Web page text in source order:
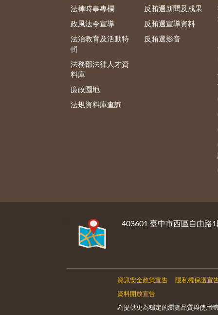
法律時事專欄
政風法令宣導
法治教育及活動特
輯
法務部法律人才資
料庫
廉政園地
法規資料庫查詢
反賄選新聞及成果
反賄選宣導資料
反賄選影音
403601 臺中市西區自由路
資訊安全政策宣告 隱私權保護宣
資料開放宣告
為提供更為穩定的瀏覽品質與使用